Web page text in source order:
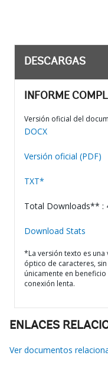
DESCARGAS
INFORME
Versión oficial del
DOCX
Versión oficial (PDF)
TXT*
Total Downloads** :
Download Stats
*La versión texto es
óptico de caracteres,
únicamente en
conexión lenta.
ENLACES
Ver documentos